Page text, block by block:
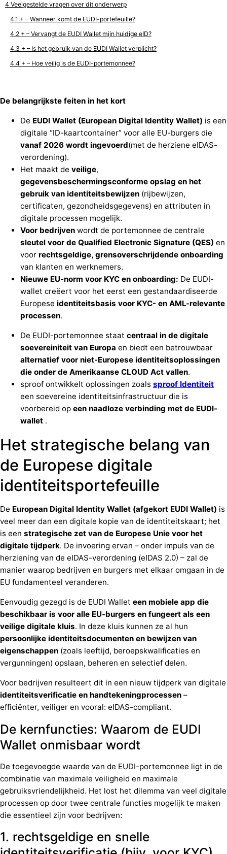
Veelgestelde vragen over dit onderwerp
+ – Wanneer komt de EUDI-portefeuille?
+ – Vervangt de EUDI Wallet mijn huidige eID?
+ – Is het gebruik van de EUDI Wallet verplicht?
+ – Hoe veilig is de EUDI-portemonnee?
De belangrijkste feiten in het kort
De EUDI Wallet (European Digital Identity Wallet) is een
digitale “ID-kaartcontainer” voor alle EU-burgers die
vanaf 2026 wordt ingevoerd(met de herziene eIDAS-
verordening).
Het maakt de veilige,
gegevensbeschermingsconforme opslag en het
gebruik van identiteitsbewijzen (rijbewijzen,
certificaten, gezondheidsgegevens) en attributen in
digitale processen mogelijk.
Voor bedrijven wordt de portemonnee de centrale
sleutel voor de Qualified Electronic Signature (QES) en
voor rechtsgeldige, grensoverschrijdende onboarding
van klanten en werknemers.
Nieuwe EU-norm voor KYC en onboarding: De EUDI-
wallet creëert voor het eerst een gestandaardiseerde
Europese identiteitsbasis voor KYC- en AML-relevante
processen.
De EUDI-portemonnee staat centraal in de digitale
soevereiniteit van Europa en biedt een betrouwbaar
alternatief voor niet-Europese identiteitsoplossingen
die onder de Amerikaanse CLOUD Act vallen.
sproof ontwikkelt oplossingen zoals sproof Identiteit
een soevereine identiteitsinfrastructuur die is
voorbereid op een naadloze verbinding met de EUDI-
wallet .
Het strategische belang van
de Europese digitale
identiteitsportefeuille
De European Digital Identity Wallet (afgekort EUDI Wallet) is
veel meer dan een digitale kopie van de identiteitskaart; het
is een strategische zet van de Europese Unie voor het
digitale tijdperk. De invoering ervan – onder impuls van de
herziening van de eIDAS-verordening (eIDAS 2.0) – zal de
manier waarop bedrijven en burgers met elkaar omgaan in de
EU fundamenteel veranderen.
Eenvoudig gezegd is de EUDI Wallet een mobiele app die
beschikbaar is voor alle EU-burgers en fungeert als een
veilige digitale kluis. In deze kluis kunnen ze al hun
persoonlijke identiteitsdocumenten en bewijzen van
eigenschappen (zoals leeftijd, beroepskwalificaties en
vergunningen) opslaan, beheren en selectief delen.
Voor bedrijven resulteert dit in een nieuw tijdperk van digitale
identiteitsverificatie en handtekeningprocessen –
efficiënter, veiliger en vooral: eIDAS-compliant.
De kernfuncties: Waarom de EUDI
Wallet onmisbaar wordt
De toegevoegde waarde van de EUDI-portemonnee ligt in de
combinatie van maximale veiligheid en maximale
gebruiksvriendelijkheid. Het lost het dilemma van veel digitale
processen op door twee centrale functies mogelijk te maken
die essentieel zijn voor bedrijven:
1. rechtsgeldige en snelle